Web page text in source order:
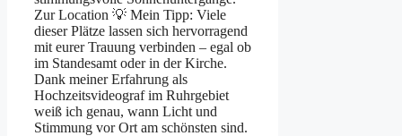
Zur Location 💡 Mein Tipp: Viele
dieser Plätze lassen sich hervorragend
mit eurer Trauung verbinden – egal ob
im Standesamt oder in der Kirche.
Dank meiner Erfahrung als
Hochzeitsvideograf im Ruhrgebiet
weiß ich genau, wann Licht und
Stimmung vor Ort am schönsten sind.